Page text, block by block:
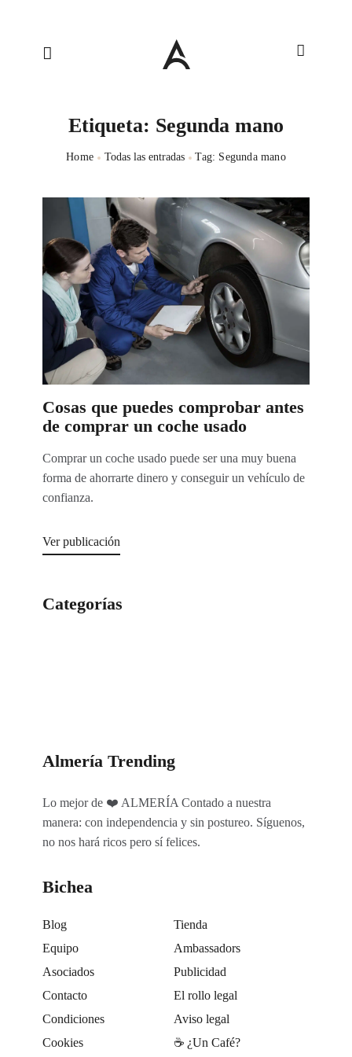
Etiqueta: Segunda mano
Home Todas las entradas Tag: Segunda mano
Cosas que puedes comprobar antes
de comprar un coche usado
Comprar un coche usado puede ser una muy buena
forma de ahorrarte dinero y conseguir un vehículo de
confianza.
Ver publicación
Categorías
Almería Trending
Lo mejor de ❤️ ALMERÍA Contado a nuestra
manera: con independencia y sin postureo. Síguenos,
no nos hará ricos pero sí felices.
Bichea
Blog
Tienda
Equipo
Ambassadors
Asociados
Publicidad
Contacto
El rollo legal
Condiciones
Aviso legal
Cookies
☕️ ¿Un Café?